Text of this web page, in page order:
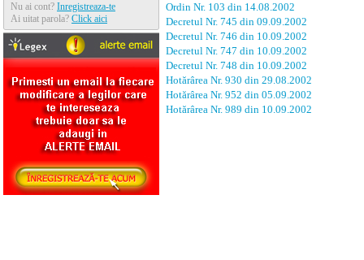
Nu ai cont? Inregistreaza-te
Ai uitat parola? Click aici
Ordin Nr. 103 din 14.08.2002
Decretul Nr. 745 din 09.09.2002
Decretul Nr. 746 din 10.09.2002
Decretul Nr. 747 din 10.09.2002
Decretul Nr. 748 din 10.09.2002
Hotărârea Nr. 930 din 29.08.2002
Hotărârea Nr. 952 din 05.09.2002
Hotărârea Nr. 989 din 10.09.2002